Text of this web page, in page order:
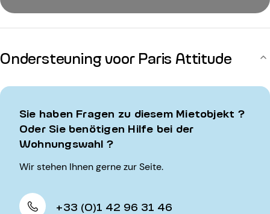
Ondersteuning voor Paris Attitude
Sie haben Fragen zu diesem Mietobjekt ?
Oder Sie benötigen Hilfe bei der
Wohnungswahl ?
Wir stehen Ihnen gerne zur Seite.
+33 (0)1 42 96 31 46